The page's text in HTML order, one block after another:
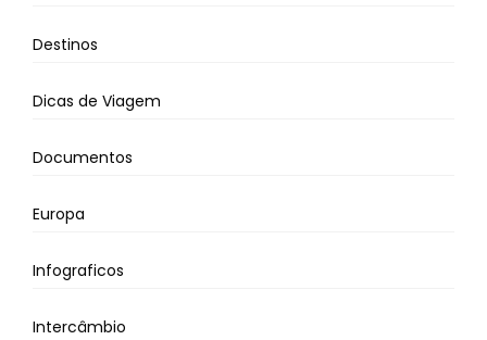
Destinos
Dicas de Viagem
Documentos
Europa
Infograficos
Intercâmbio